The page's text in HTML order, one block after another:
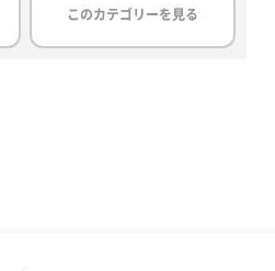
このカテゴリーを見る